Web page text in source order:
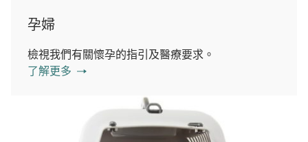
孕婦
檢視我們有關懷孕的指引及醫療要求。
了解更多